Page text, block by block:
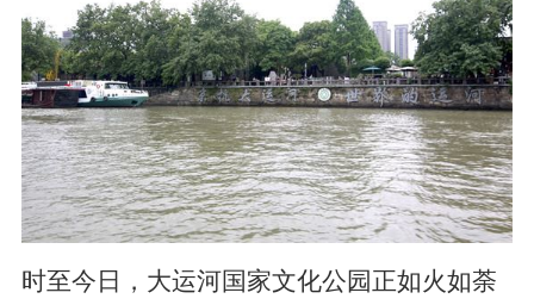
时至今日，大运河国家文化公园正如火如荼